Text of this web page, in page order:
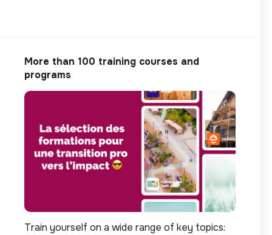
More than 100 training courses and
programs
Train yourself on a wide range of key topics: